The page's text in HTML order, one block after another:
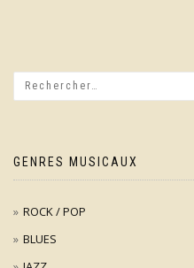
GENRES MUSICAUX
ROCK / POP
BLUES